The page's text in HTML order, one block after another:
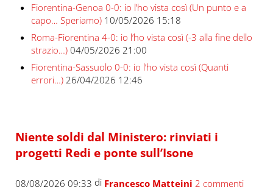
Fiorentina-Genoa 0-0: io l’ho vista così (Un punto e a
capo… Speriamo) 10/05/2026 15:18
Roma-Fiorentina 4-0: io l’ho vista così (-3 alla fine dello
strazio…) 04/05/2026 21:00
Fiorentina-Sassuolo 0-0: io l’ho vista così (Quanti
errori…) 26/04/2026 12:46
Niente soldi dal Ministero: rinviati i
progetti Redi e ponte sull’Isone
08/08/2026 09:33 di Francesco Matteini 2 commenti